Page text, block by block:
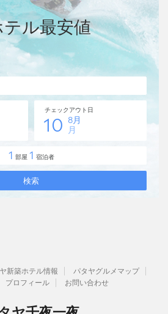
新築ホテル情報
パタヤグルメマップ
プロフィール お問い合わせ